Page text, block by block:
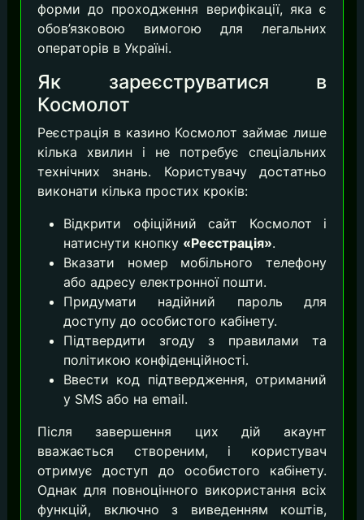
форми до проходження верифікації, яка є
обов’язковою вимогою для легальних
операторів в Україні.
Як зареєструватися в
Космолот
Реєстрація в казино Космолот займає лише
кілька хвилин і не потребує спеціальних
технічних знань. Користувачу достатньо
виконати кілька простих кроків:
Відкрити офіційний сайт Космолот і
натиснути кнопку «Реєстрація».
Вказати номер мобільного телефону
або адресу електронної пошти.
Придумати надійний пароль для
доступу до особистого кабінету.
Підтвердити згоду з правилами та
політикою конфіденційності.
Ввести код підтвердження, отриманий
у SMS або на email.
Після завершення цих дій акаунт
вважається створеним, і користувач
отримує доступ до особистого кабінету.
Однак для повноцінного використання всіх
функцій, включно з виведенням коштів,